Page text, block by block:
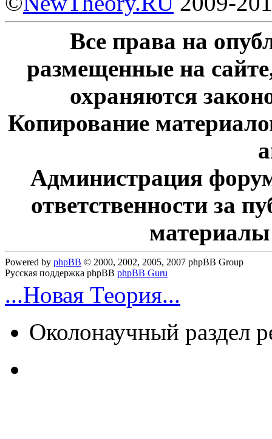
Все права на
размещенные на
охраняются
Копирование
Администрация
ответственности за
Powered by phpBB © 2000, 2002, 2005, 2007 phpBB Group
Русская поддержка phpBB phpBB Guru
...Новая Теория...
Околонаучный раздел